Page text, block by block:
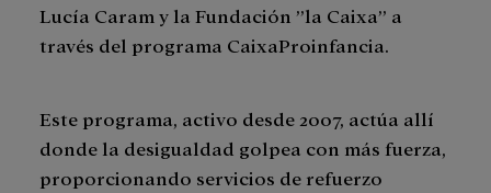
Lucía Caram y la Fundación ”la Caixa” a
través del programa CaixaProinfancia.
Este programa, activo desde 2007, actúa allí
donde la desigualdad golpea con más fuerza,
proporcionando servicios de refuerzo